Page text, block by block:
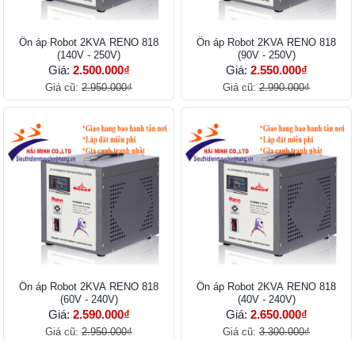
Ổn áp Robot 2KVA RENO 818
(140V - 250V)
Giá: 2.500.000₫
Giá cũ: 2.950.000₫
Ổn áp Robot 2KVA RENO 818
(90V - 250V)
Giá: 2.550.000₫
Giá cũ: 2.990.000₫
Ổn áp Robot 2KVA RENO 818
(60V - 240V)
Giá: 2.590.000₫
Giá cũ: 2.950.000₫
Ổn áp Robot 2KVA RENO 818
(40V - 240V)
Giá: 2.650.000₫
Giá cũ: 3.300.000₫